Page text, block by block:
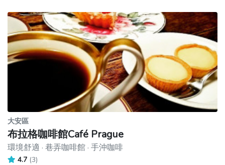
大安區
布拉格咖啡館Café Prague
環境舒適 · 巷弄咖啡館 · 手沖咖啡
4.7 (3)